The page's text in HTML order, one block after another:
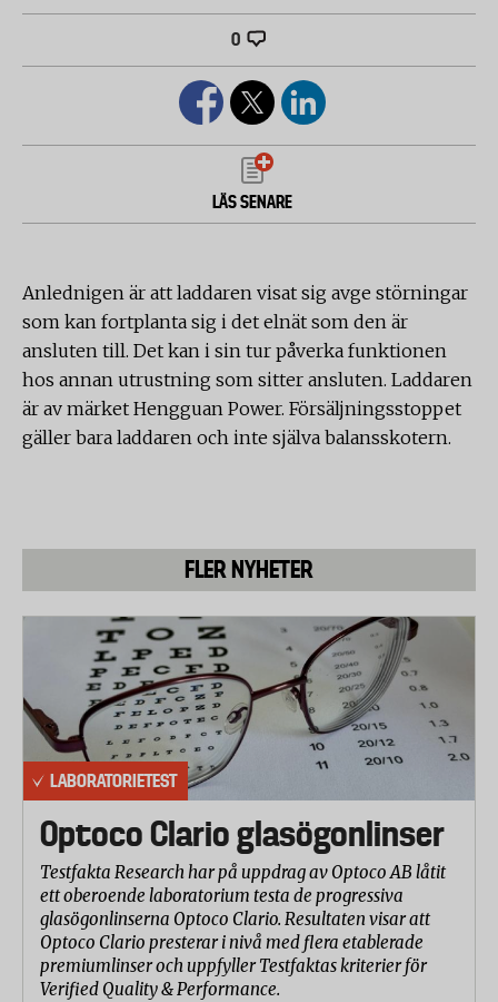
0
LÄS SENARE
Anlednigen är att laddaren visat sig avge störningar
som kan fortplanta sig i det elnät som den är
ansluten till. Det kan i sin tur påverka funktionen
hos annan utrustning som sitter ansluten. Laddaren
är av märket Hengguan Power. Försäljningsstoppet
gäller bara laddaren och inte själva balansskotern.
FLER NYHETER
LABORATORIETEST
Optoco Clario glasögonlinser
Testfakta Research har på uppdrag av Optoco AB låtit
ett oberoende laboratorium testa de progressiva
glasögonlinserna Optoco Clario. Resultaten visar att
Optoco Clario presterar i nivå med flera etablerade
premiumlinser och uppfyller Testfaktas kriterier för
Verified Quality & Performance.